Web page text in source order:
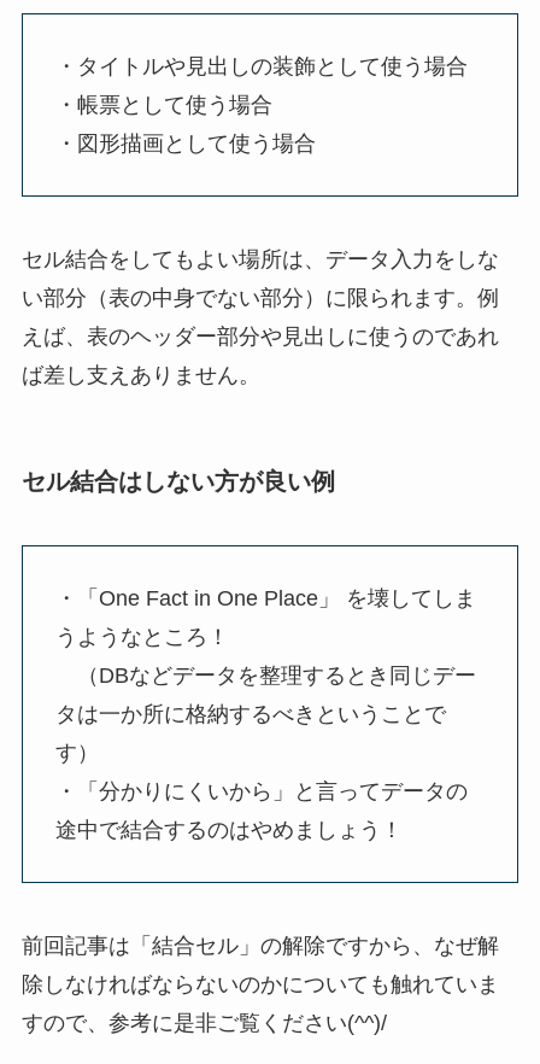
・タイトルや見出しの装飾として使う場合
・帳票として使う場合
・図形描画として使う場合
セル結合をしてもよい場所は、データ入力をしな
い部分（表の中身でない部分）に限られます。例
えば、表のヘッダー部分や見出しに使うのであれ
ば差し支えありません。
セル結合はしない方が良い例
・「One Fact in One Place」 を壊してしま
うようなところ！
（DBなどデータを整理するとき同じデー
タは一か所に格納するべきということで
す）
・「分かりにくいから」と言ってデータの
途中で結合するのはやめましょう！
前回記事は「結合セル」の解除ですから、なぜ解
除しなければならないのかについても触れていま
すので、参考に是非ご覧ください(^^)/